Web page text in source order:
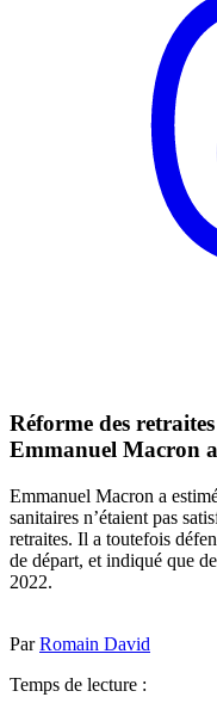
Réforme des
Emmanuel Macron
Emmanuel Macron a
sanitaires n’étaient pas
retraites. Il a toutefois
de départ, et indiqué que
2022.
ParRomain David
Temps de lecture :